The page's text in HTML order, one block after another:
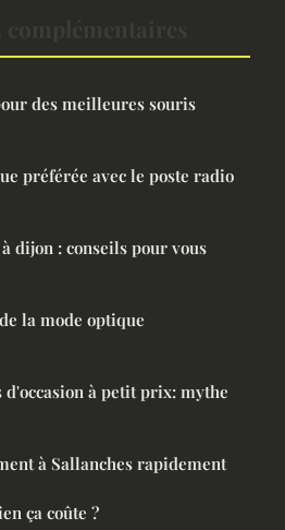
des meilleures souris
préférée avec le poste radio
dijon : conseils pour vous
la mode optique
à petit prix: mythe
à Sallanches rapidement
ça coûte ?